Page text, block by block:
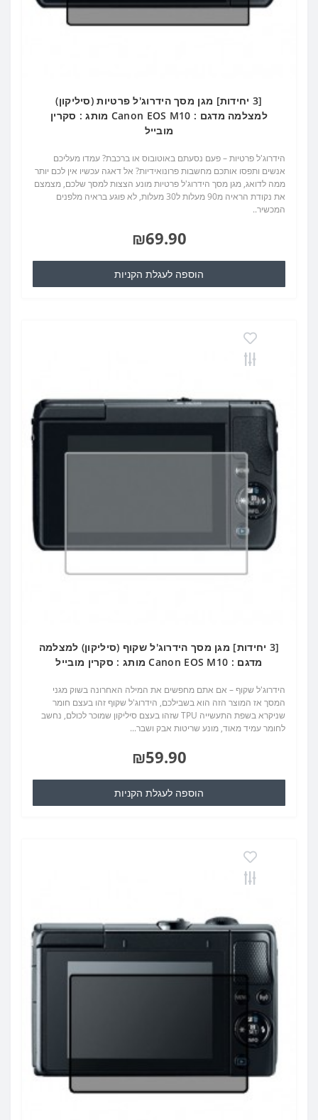
[3 יחידות] מגן מסך הידרוג'ל פרטיות (סיליקון)
למצלמה מדגם : Canon EOS M10 מותג : סקרין
מובייל
הידרוג'ל פרטיות – פעם נסעתם באוטובוס או ברכבת? עמדו מעליכם
אנשים ותפסו אותכם מחשבות פרונואידיות? אל דאגה עכשיו אין לכם יותר
ממה לדואג, מגן מסך הידרוג'ל פרטיות מונע הצצות למסך שלכם, מצמצם
את נקודת הראיה מ90 מעלות ל30 מעלות, לא פוגע בראיה מלפנים
המכשיר..
₪69.90
הוספה לעגלת הקניות
[3 יחידות] מגן מסך הידרוג'ל שקוף (סיליקון) למצלמה
מדגם : Canon EOS M10 מותג : סקרין מובייל
הידרוג'ל שקוף – אם אתם מחפשים את המילה האחרונה בשוק מגני
המסך אז המוצר הזה הוא בשבילכם, הידרוג'ל שקוף זהו בעצם חומר
שניקרא בשפת התעשייה TPU שזהו בעצם סיליקון שמוכר לכולם, נחשב
לחומר עמיד מאוד, מונע שריטות אבק ושבר...
₪59.90
הוספה לעגלת הקניות